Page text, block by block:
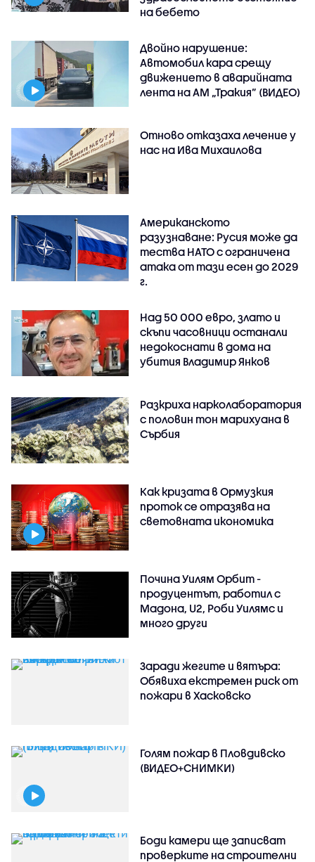
на бебето
Двойно нарушение:
Автомобил кара срещу
движението в аварийната
лента на АМ „Тракия” (ВИДЕО)
Отново отказаха лечение у
нас на Ива Михаилова
Американското
разузнаване: Русия може да
тества НАТО с ограничена
атака от тази есен до 2029
г.
Над 50 000 евро, злато и
скъпи часовници останали
недокоснати в дома на
убития Владимир Янков
Разкриха нарколаборатория
с половин тон марихуана в
Сърбия
Как кризата в Ормузкия
проток се отразява на
световната икономика
Почина Уилям Орбит -
продуцентът, работил с
Мадона, U2, Роби Уилямс и
много други
Заради жегите и вятъра:
Обявиха екстремен риск от
пожари в Хасковско
Голям пожар в Пловдивско
(ВИДЕО+СНИМКИ)
Боди камери ще записват
проверките на строителни